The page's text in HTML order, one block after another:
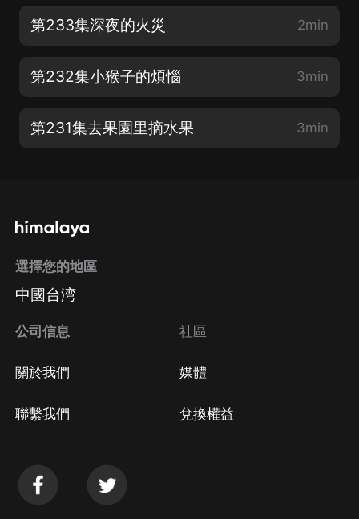
第233集深夜的火災 2min
第232集小猴子的煩惱 3min
第231集去果園里摘水果 3min
選擇您的地區
中國台湾
公司信息
關於我們
聯繫我們
社區
媒體
兌換權益